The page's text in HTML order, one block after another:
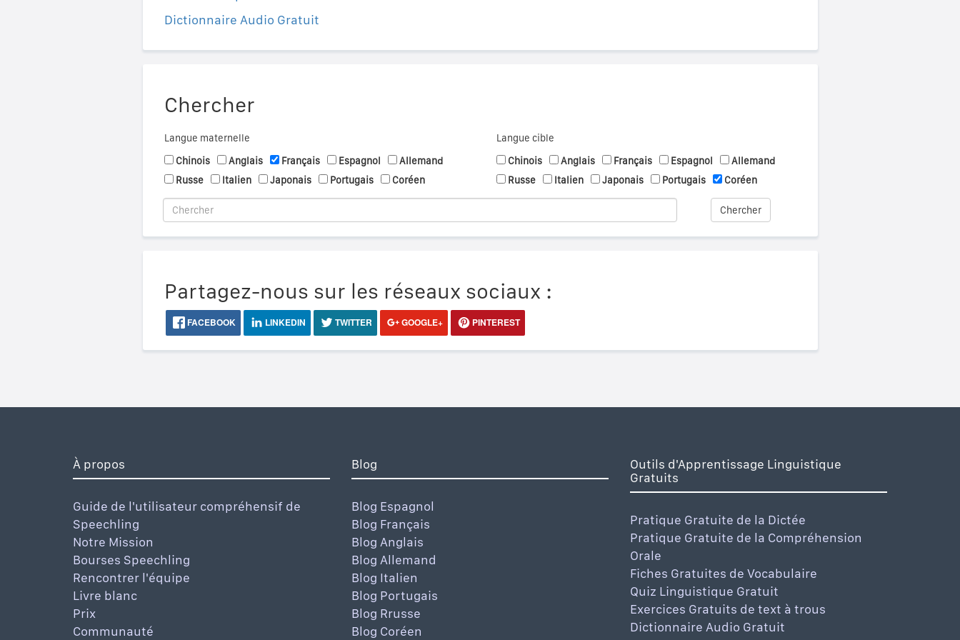
Dictionnaire Audio Gratuit
Chercher
Langue maternelle
Chinois
Anglais Français Espagnol
Allemand
Russe
Italien Japonais Portugais Coréen
Langue cible
Chinois
Anglais Français Espagnol
Allemand
Russe
Italien Japonais Portugais Coréen
Chercher
Partagez-nous sur les réseaux sociaux :
FACEBOOK LINKEDIN TWITTER GOOGLE+ PINTEREST
À propos
Guide de l'utilisateur compréhensif de
Speechling
Notre Mission
Bourses Speechling
Rencontrer l'équipe
Livre blanc
Prix
Communauté
Blog
Blog Espagnol
Blog Français
Blog Anglais
Blog Allemand
Blog Italien
Blog Portugais
Blog Rrusse
Blog Coréen
Outils d'Apprentissage Linguistique
Gratuits
Pratique Gratuite de la Dictée
Pratique Gratuite de la Compréhension
Orale
Fiches Gratuites de Vocabulaire
Quiz Linguistique Gratuit
Exercices Gratuits de text à trous
Dictionnaire Audio Gratuit